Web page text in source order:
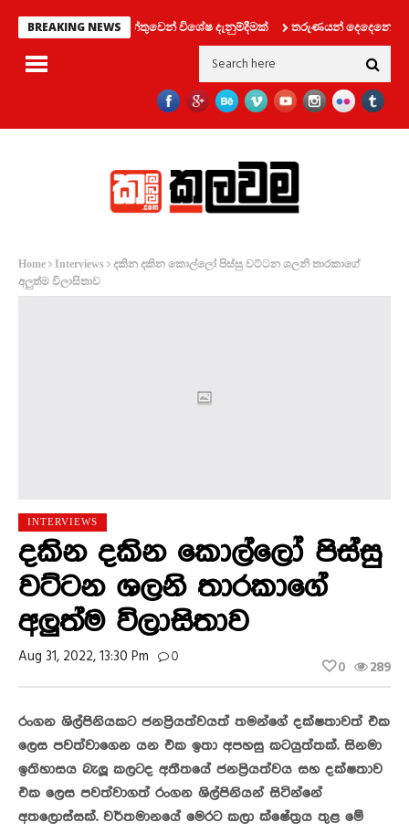
BREAKING NEWS
ප්‍රවාහන දෙපාර්තමේන්තුවෙන් විශේෂ දැනුම්දීමක් තරුණයන් දෙදෙනෙක්
Home Interviews
දකින දකින කොල්ලෝ පිස්සු වට්ටන ශලනි තාරකාගේ
අලුත්ම විලාසිතාව
INTERVIEWS
දකින දකින කොල්ලෝ පිස්සු
වට්ටන ශලනි තාරකාගේ
අලුත්ම විලාසිතාව
Aug 31, 2022, 13:30 Pm 0 289
0
රංගන ශිල්පිනියකට ජනප්‍රියත්වයත් තමන්ගේ දක්ෂතාවත් එක
ලෙස පවත්වාගෙන යන එක ඉතා අපහසු කටයුත්තක්. සිනමා
ඉතිහාසය බැලූ කලටද අතීතයේ ජනප්‍රියත්වය සහ දක්ෂතාව
එක ලෙස පවත්වාගත් රංගන ශිල්පිනියන් සිටින්නේ
අතලොස්සක්. වර්තමානයේ මෙරට කලා ක්ෂේත්‍රය තුළ මේ